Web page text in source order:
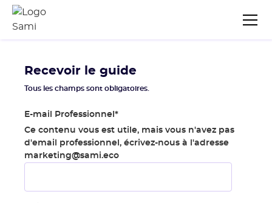
Recevoir le guide
Tous les champs sont obligatoires.
E-mail Professionnel *
Ce contenu vous est utile, mais vous n'avez pas
d'email professionnel, écrivez-nous à l'adresse
marketing@sami.eco